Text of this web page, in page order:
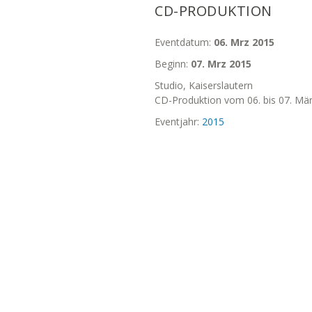
CD-PRODUKTION
Eventdatum: 06. Mrz 2015
Beginn: 07. Mrz 2015
Studio, Kaiserslautern
CD-Produktion vom 06. bis 07.
Eventjahr: 2015